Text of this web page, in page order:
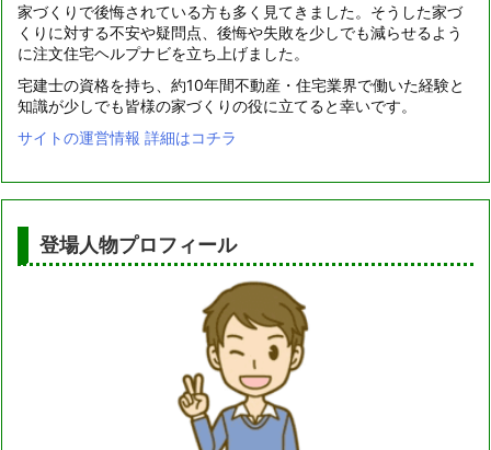
家づくりで後悔されている方も多く見てきました。そうした家づ
くりに対する不安や疑問点、後悔や失敗を少しでも減らせるよう
に注文住宅ヘルプナビを立ち上げました。
宅建士の資格を持ち、約10年間不動産・住宅業界で働いた経験と
知識が少しでも皆様の家づくりの役に立てると幸いです。
サイトの運営情報 詳細はコチラ
登場人物プロフィール